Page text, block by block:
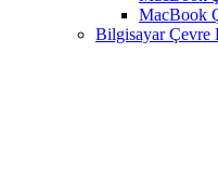
MacBook
Bilgisayar Çevre